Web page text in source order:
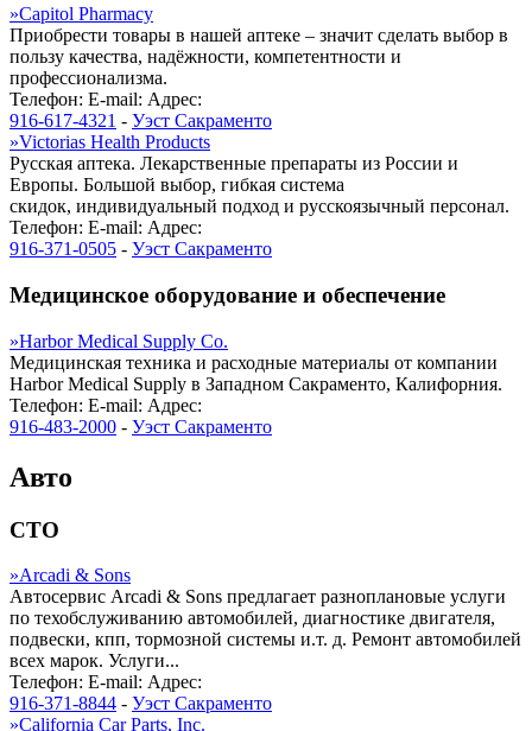
»Capitol Pharmacy
Приобрести товары в нашей аптеке – значит сделать выбор в
пользу качества, надёжности, компетентности и
профессионализма.
Телефон: E-mail: Адрес:
916-617-4321 - Уэст Сакраменто
»Victorias Health Products
Русская аптека. Лекарственные препараты из России и
Европы. Большой выбор, гибкая система
скидок, индивидуальный подход и русскоязычный персонал.
Телефон: E-mail: Адрес:
916-371-0505 - Уэст Сакраменто
Медицинское оборудование и обеспечение
»Harbor Medical Supply Co.
Медицинская техника и расходные материалы от компании
Harbor Medical Supply в Западном Сакраменто, Калифорния.
Телефон: E-mail: Адрес:
916-483-2000 - Уэст Сакраменто
Авто
СТО
»Arcadi & Sons
Автосервис Arcadi & Sons предлагает разноплановые услуги
по техобслуживанию автомобилей, диагностике двигателя,
подвески, кпп, тормозной системы и.т. д. Ремонт автомобилей
всех марок. Услуги...
Телефон: E-mail: Адрес:
916-371-8844 - Уэст Сакраменто
»California Car Parts, Inc.